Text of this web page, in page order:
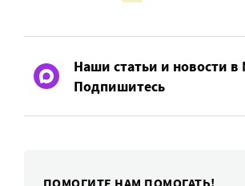
Наши статьи и новости в
Подпишитесь
ПОМОГИТЕ НАМ ПОМОГАТЬ!